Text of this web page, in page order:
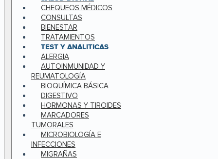
CHEQUEOS MÉDICOS
CONSULTAS
BIENESTAR
TRATAMIENTOS
TEST Y ANALITICAS
ALERGIA
AUTOINMUNIDAD Y
REUMATOLOGÍA
BIOQUÍMICA BÁSICA
DIGESTIVO
HORMONAS Y TIROIDES
MARCADORES
TUMORALES
MICROBIOLOGÍA E
INFECCIONES
MIGRAÑAS